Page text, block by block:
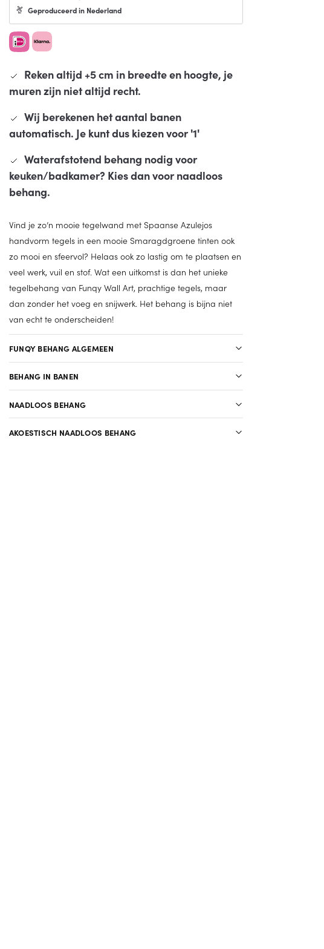
Geproduceerd in Nederland
Reken altijd +5 cm in breedte en hoogte, je
muren zijn niet altijd recht.
Wij berekenen het aantal banen
automatisch. Je kunt dus kiezen voor '1'
Waterafstotend behang nodig voor
keuken/badkamer? Kies dan voor naadloos
behang.
Vind je zo’n mooie tegelwand met Spaanse Azulejos
handvorm tegels in een mooie Smaragdgroene tinten ook
zo mooi en sfeervol? Helaas ook zo lastig om te plaatsen en
veel werk, vuil en stof. Wat een uitkomst is dan het unieke
tegelbehang van Funqy Wall Art, prachtige tegels, maar
dan zonder het voeg en snijwerk. Het behang is bijna niet
van echt te onderscheiden!
FUNQY BEHANG ALGEMEEN
BEHANG IN BANEN
NAADLOOS BEHANG
AKOESTISCH NAADLOOS BEHANG